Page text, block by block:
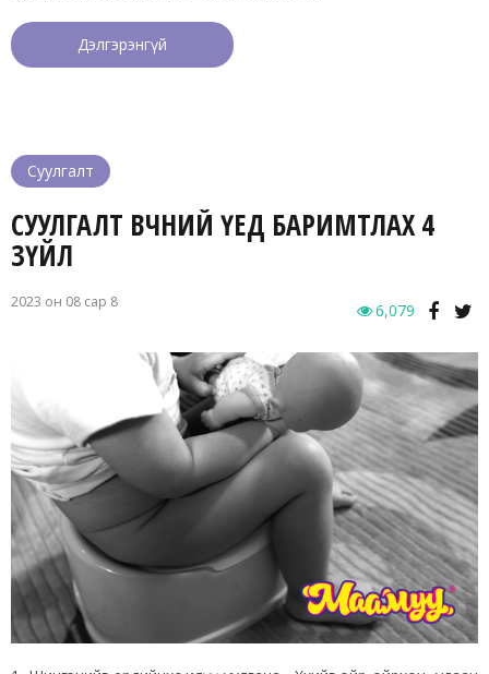
Дэлгэрэнгүй
Суулгалт
СУУЛГАЛТ ӨВЧНИЙ ҮЕД БАРИМТЛАХ 4
ЗҮЙЛ
2023 он 08 сар 8 6,079